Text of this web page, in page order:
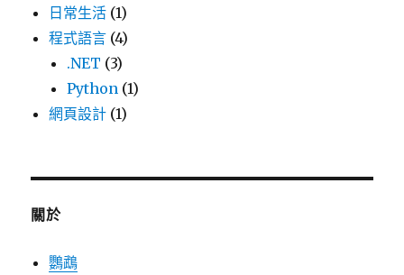
日常生活 (1)
程式語言 (4)
.NET (3)
Python (1)
網頁設計 (1)
關於
鸚鵡